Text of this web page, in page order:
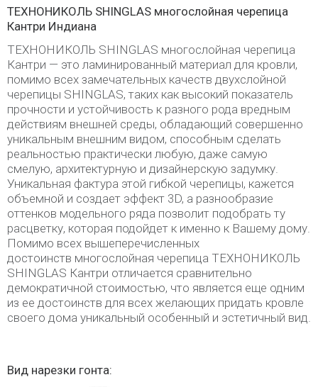
ТЕХНОНИКОЛЬ SHINGLAS многослойная черепица
Кантри Индиана
ТЕХНОНИКОЛЬ SHINGLAS многослойная черепица
Кантри — это ламинированный материал для кровли,
помимо всех замечательных качеств двухслойной
черепицы SHINGLAS, таких как высокий показатель
прочности и устойчивость к разного рода вредным
действиям внешней среды, обладающий совершенно
уникальным внешним видом, способным сделать
реальностью практически любую, даже самую
смелую, архитектурную и дизайнерскую задумку.
Уникальная фактура этой гибкой черепицы, кажется
объемной и создает эффект 3D, а разнообразие
оттенков модельного ряда позволит подобрать ту
расцветку, которая подойдет к именно к Вашему дому.
Помимо всех вышеперечисленных
достоинств многослойная черепица ТЕХНОНИКОЛЬ
SHINGLAS Кантри отличается сравнительно
демократичной стоимостью, что является еще одним
из ее достоинств для всех желающих придать кровле
своего дома уникальный особенный и эстетичный вид.
Вид нарезки гонта: